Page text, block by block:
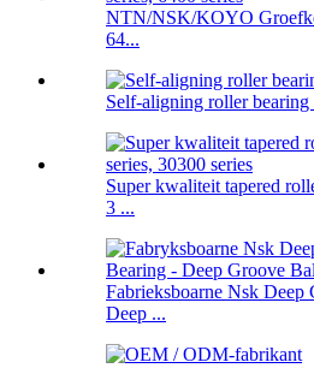
NTN/NSK/KOYO
64...
Self-aligning roller bearing
Super kwaliteit tapered
3 ...
Fabrieksboarne Nsk
Deep ...